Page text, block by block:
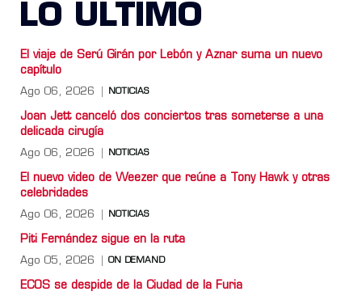
LO ULTIMO
El viaje de Serú Girán por Lebón y Aznar suma un nuevo
capítulo
Ago 06, 2026 NOTICIAS
Joan Jett canceló dos conciertos tras someterse a una
delicada cirugía
Ago 06, 2026 NOTICIAS
El nuevo video de Weezer que reúne a Tony Hawk y otras
celebridades
Ago 06, 2026 NOTICIAS
Piti Fernández sigue en la ruta
Ago 05, 2026 ON DEMAND
ECOS se despide de la Ciudad de la Furia